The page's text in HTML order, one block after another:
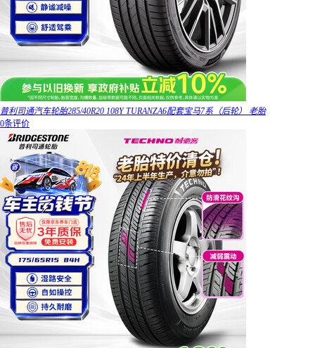
普利司通汽车轮胎285/40R20 108Y TURANZA6配套宝马7系（后轮） 老胎
0条评价